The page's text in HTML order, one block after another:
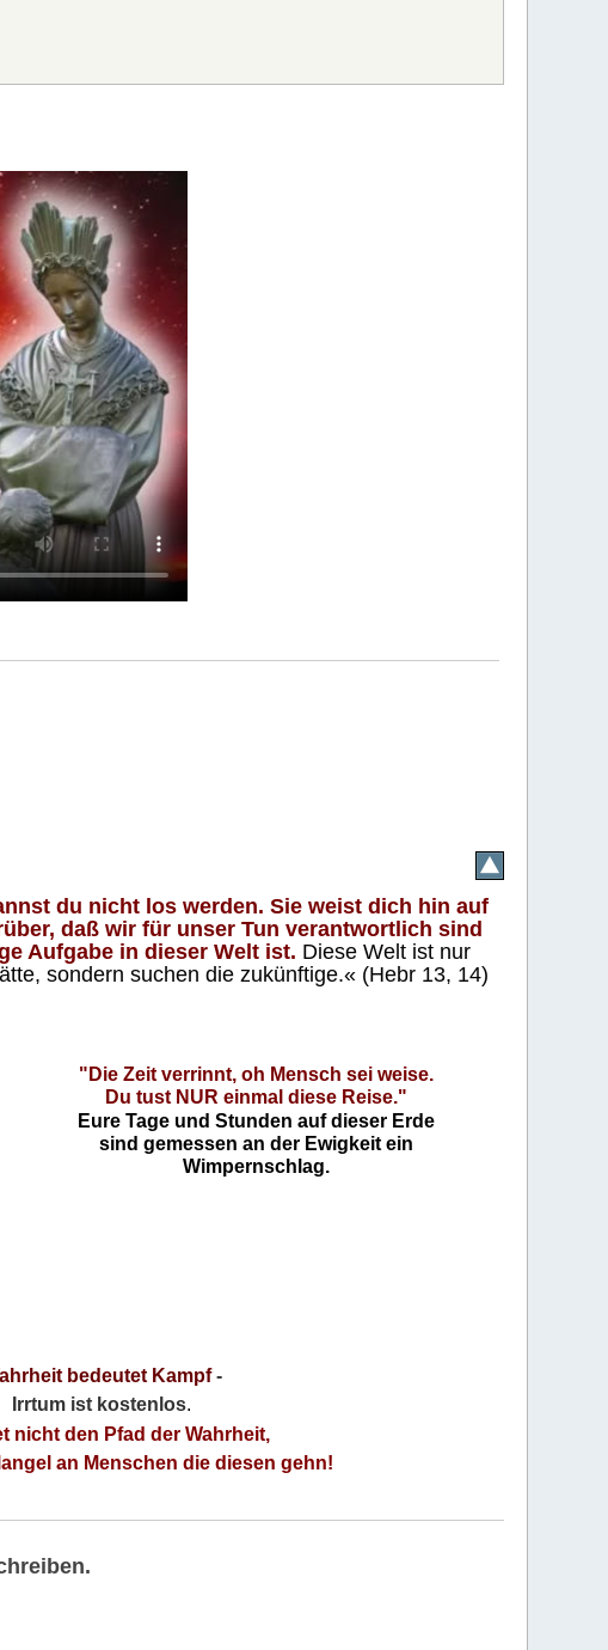
du nicht los werden. Sie weist dich hin auf
daß wir für unser Tun verantwortlich sind
Aufgabe in dieser Welt ist. Diese Welt ist nur
sondern suchen die zukünftige.« (Hebr 13, 14)
"Die Zeit verrinnt, oh Mensch sei weise.
Du tust NUR einmal diese Reise."
Eure Tage und Stunden auf dieser Erde
sind gemessen an der Ewigkeit ein
Wimpernschlag.
bedeutet Kampf-
Irrtum ist kostenlos.
nicht den Pfad der Wahrheit,
an Menschen die diesen gehn!